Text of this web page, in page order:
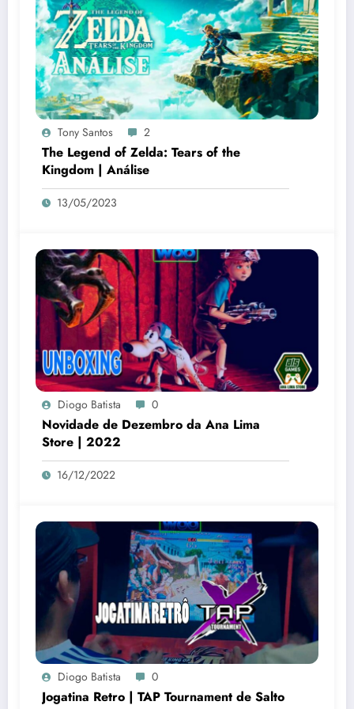
Tony Santos 2
The Legend of Zelda: Tears of the
Kingdom | Análise
13/05/2023
Diogo Batista 0
Novidade de Dezembro da Ana Lima
Store | 2022
16/12/2022
Diogo Batista 0
Jogatina Retro | TAP Tournament de Salto